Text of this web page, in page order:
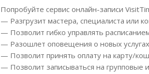
Попробуйте сервис онлайн-записи
— Разгрузит мастера, специалиста или
— Позволит гибко управлять
— Разошлет оповещения о новых
— Позволит принять оплату на карту/
— Позволит записываться на групповые